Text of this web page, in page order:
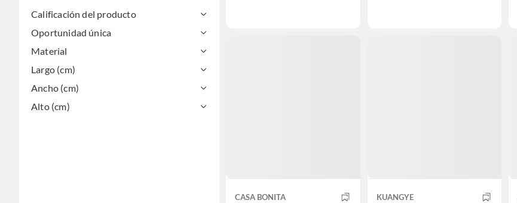
Calificación del producto
Oportunidad única
Material
Largo (cm)
Ancho (cm)
Alto (cm)
CASA BONITA KUANGYE